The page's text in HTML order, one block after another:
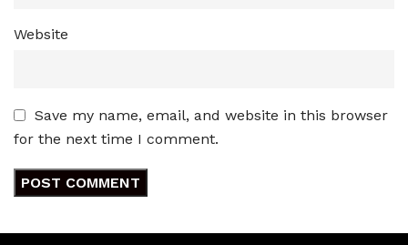
Website
Save my name, email, and website in this browser
for the next time I comment.